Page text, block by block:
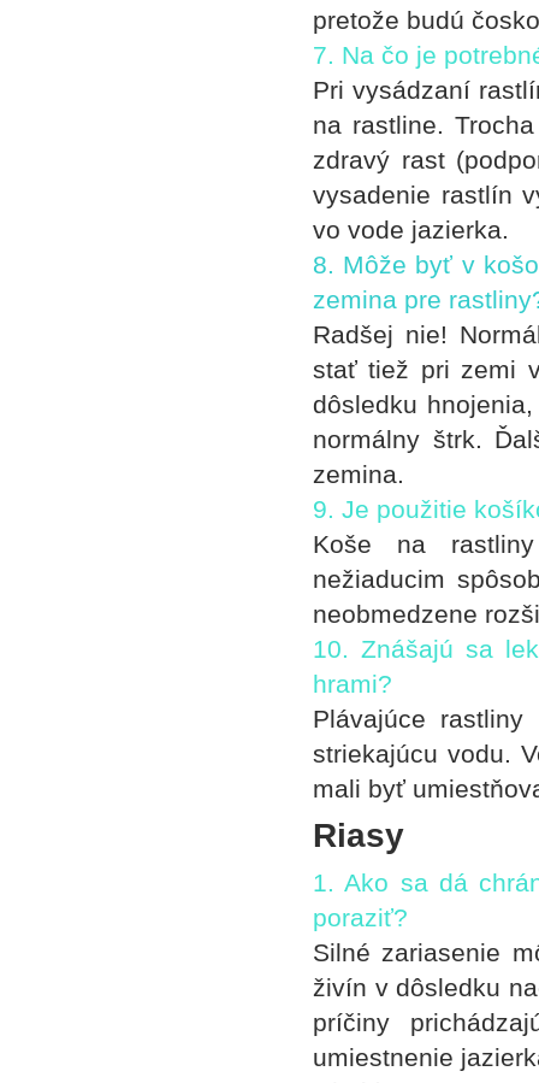
pretože budú
7. Na čo je
Pri vysádzaní
na rastline.
zdravý rast
vysadenie rastlín
vo vode jazierka.
8. Môže byť v
zemina pre
Radšej nie!
stať tiež pri zemi
dôsledku
normálny štrk.
zemina.
9. Je použitie
Koše na
nežiaducim
neobmedzene
10. Znášajú sa
hrami?
Plávajúce
striekajúcu vodu.
mali byť
Riasy
1. Ako sa dá
poraziť?
Silné zariasenie
živín v dôsledku
príčiny
umiestnenie